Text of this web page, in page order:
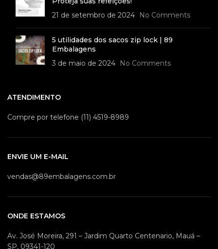
21 de setembro de 2024
No Comments
5 utilidades dos sacos zip lock | 89
Embalagens
3 de maio de 2024
No Comments
ATENDIMENTO
Compre por telefone (11) 4519-8989
ENVIE UM E-MAIL
vendas@89embalagens.com.br
ONDE ESTAMOS
Av. José Moreira, 291 – Jardim Quarto Centenario, Mauá –
SP, 09341-120